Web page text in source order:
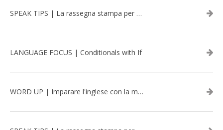
SPEAK TIPS | La rassegna stampa per migliorare l’inglese - luglio 2026
LANGUAGE FOCUS | Conditionals with If
WORD UP | Imparare l'inglese con la musica: David Bowie